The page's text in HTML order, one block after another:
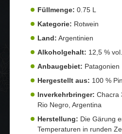
Füllmenge: 0.75 L
Kategorie: Rotwein
Land: Argentinien
Alkoholgehalt: 12,5 % vol.
Anbaugebiet: Patagonien
Hergestellt aus: 100 %
Inverkehrbringer: Chacra
Rio Negro, Argentina
Herstellung: Die Gärung
Temperaturen in runden